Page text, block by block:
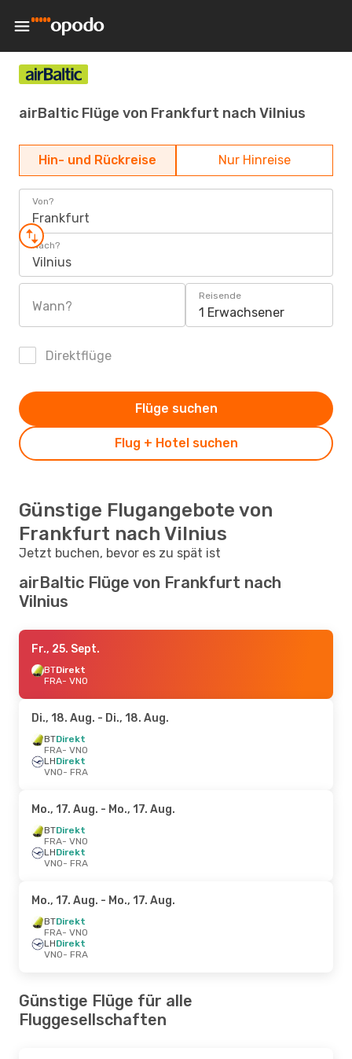
airBaltic Flüge von Frankfurt nach Vilnius
Hin- und Rückreise Nur Hinreise
Von?
Frankfurt
Nach?
Vilnius
Wann?
Reisende
1 Erwachsener
Direktflüge
Flug + Hotel suchen
Flüge suchen
Günstige Flugangebote von
Frankfurt nach Vilnius
Jetzt buchen, bevor es zu spät ist
airBaltic Flüge von Frankfurt nach
Vilnius
Fr., 25. Sept.
BTDirekt
FRA- VNO
Di., 18. Aug. - Di., 18. Aug.
BTDirekt
FRA- VNO
LHDirekt
VNO- FRA
Mo., 17. Aug. - Mo., 17. Aug.
BTDirekt
FRA- VNO
LHDirekt
VNO- FRA
Mo., 17. Aug. - Mo., 17. Aug.
BTDirekt
FRA- VNO
LHDirekt
VNO- FRA
Günstige Flüge für alle
Fluggesellschaften